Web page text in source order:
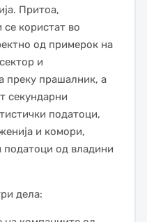
Притоа,
користат во
од примерок на
и
преку прашалник, а
секундарни
податоци,
и комори,
од владини
дела: